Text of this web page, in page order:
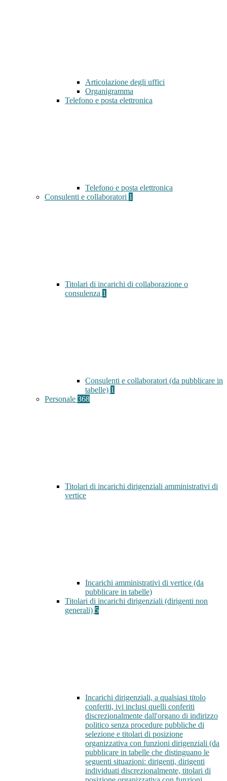
Articolazione degli uffici
Organigramma
Telefono e posta elettronica
Telefono e posta elettronica
Consulenti e collaboratori 1
Titolari di incarichi di collaborazione o
consulenza 1
Consulenti e collaboratori (da pubblicare in
tabelle) 1
Personale 368
Titolari di incarichi dirigenziali amministrativi di
vertice
Incarichi amministrativi di vertice (da
pubblicare in tabelle)
Titolari di incarichi dirigenziali (dirigenti non
generali) 5
Incarichi dirigenziali, a qualsiasi titolo
conferiti, ivi inclusi quelli conferiti
discrezionalmente dall'organo di indirizzo
politico senza procedure pubbliche di
selezione e titolari di posizione
organizzativa con funzioni dirigenziali (da
pubblicare in tabelle che distinguano le
seguenti situazioni: dirigenti, dirigenti
individuati discrezionalmente, titolari di